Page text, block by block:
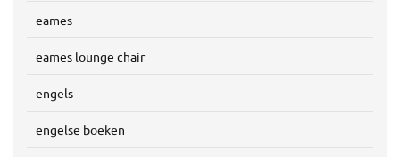
eames
eames lounge chair
engels
engelse boeken